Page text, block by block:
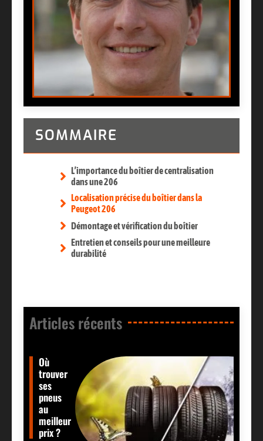
SOMMAIRE
L’importance du boîtier de centralisation
dans une 206
Localisation précise du boîtier dans la
Peugeot 206
Démontage et vérification du boîtier
Entretien et conseils pour une meilleure
durabilité
Articles récents​
Où
trouver
ses
pneus
au
meilleur
prix ?